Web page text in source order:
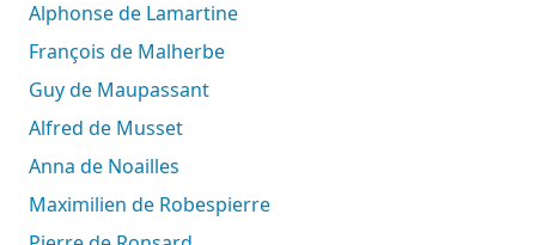
Alphonse de Lamartine
François de Malherbe
Guy de Maupassant
Alfred de Musset
Anna de Noailles
Maximilien de Robespierre